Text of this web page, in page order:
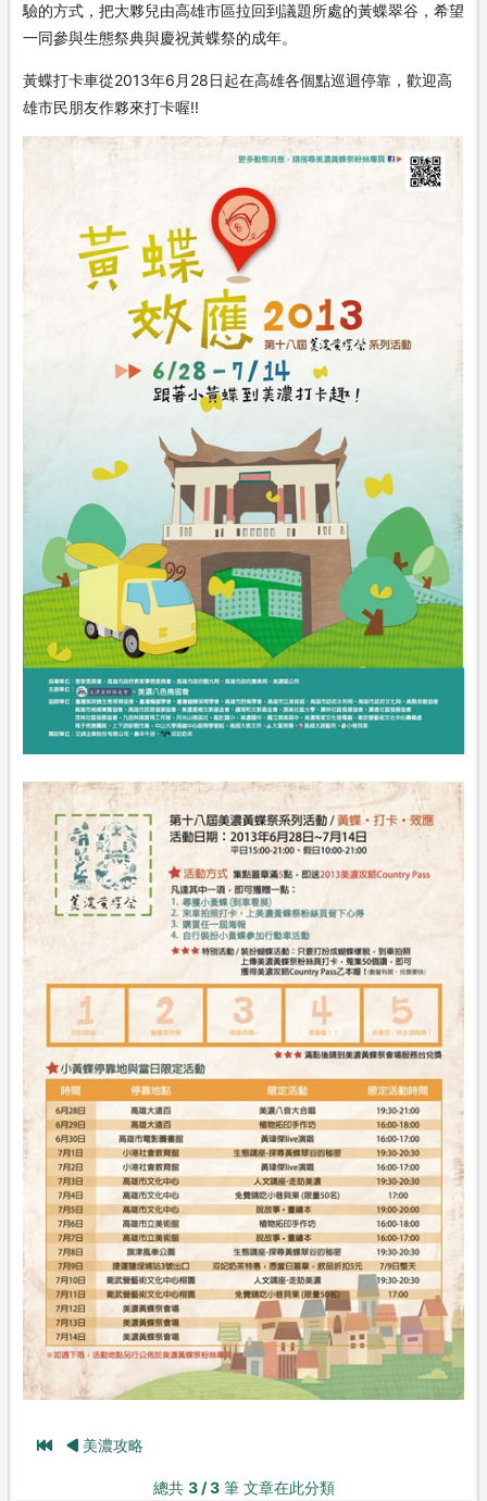
驗的方式，把大夥兒由高雄市區拉回到議題所處的黃蝶翠谷，希望
一同參與生態祭典與慶祝黃蝶祭的成年。
黃蝶打卡車從2013年6月28日起在高雄各個點巡迴停靠，歡迎高
雄市民朋友作夥來打卡喔!!
美濃攻略
總共 3 / 3筆 文章在此分類